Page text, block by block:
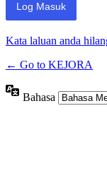
Kata laluan anda
← Go to KEJORA
Bahasa